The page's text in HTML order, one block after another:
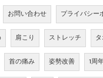
お問い合わせ プライバシー
肩こり ストレッチ
首の痛み 姿勢改善 1周